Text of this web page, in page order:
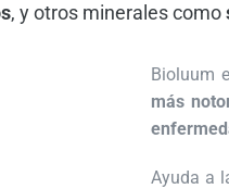
, y otros minerales como
Bioluum
más
Ayuda a